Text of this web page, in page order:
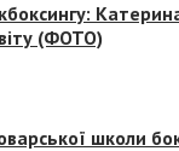
(ФОТО)
школи